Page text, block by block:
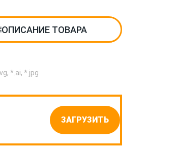
ОПИСАНИЕ ТОВАРА
*.ai, *.jpg
ЗАГРУЗИТЬ